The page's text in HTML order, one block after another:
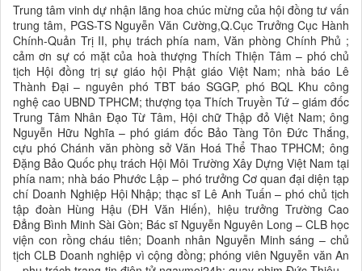
Trung tâm vinh dự nhận lãng hoa chúc mừng của hội đồng tư vấn
trung tâm, PGS-TS Nguyễn Văn Cường,Q.Cục Trưởng Cục Hành
Chính-Quản Trị II, phụ trách phía nam, Văn phòng Chính Phủ ;
cảm ơn sự có mặt của hoà thượng Thích Thiện Tâm – phó chủ
tịch Hội đồng trị sự giáo hội Phật giáo Việt Nam; nhà báo Lê
Thành Đại – nguyên phó TBT báo SGGP, phó BQL Khu công
nghệ cao UBND TPHCM; thượng tọa Thích Truyền Tứ – giám đốc
Trung Tâm Nhân Đạo Từ Tâm, Hội chữ Thập đỏ Việt Nam; ông
Nguyễn Hữu Nghĩa – phó giám đốc Bảo Tàng Tôn Đức Thắng,
cựu phó Chánh văn phòng sở Văn Hoá Thể Thao TPHCM; ông
Đặng Bảo Quốc phụ trách Hội Môi Trường Xây Dựng Việt Nam tại
phía nam; nhà báo Phước Lập – phó trưởng Cơ quan đại diện tạp
chí Doanh Nghiệp Hội Nhập; thạc sĩ Lê Anh Tuấn – phó chủ tịch
tập đoàn Hùng Hậu (ĐH Văn Hiến), hiệu trưởng Trường Cao
Đẳng Bình Minh Sài Gòn; Bác sĩ Nguyễn Nguyên Long – CLB học
viện con rồng cháu tiên; Doanh nhân Nguyễn Minh sáng – chủ
tịch CLB Doanh nghiệp vì cộng đồng; phóng viên Nguyễn văn An